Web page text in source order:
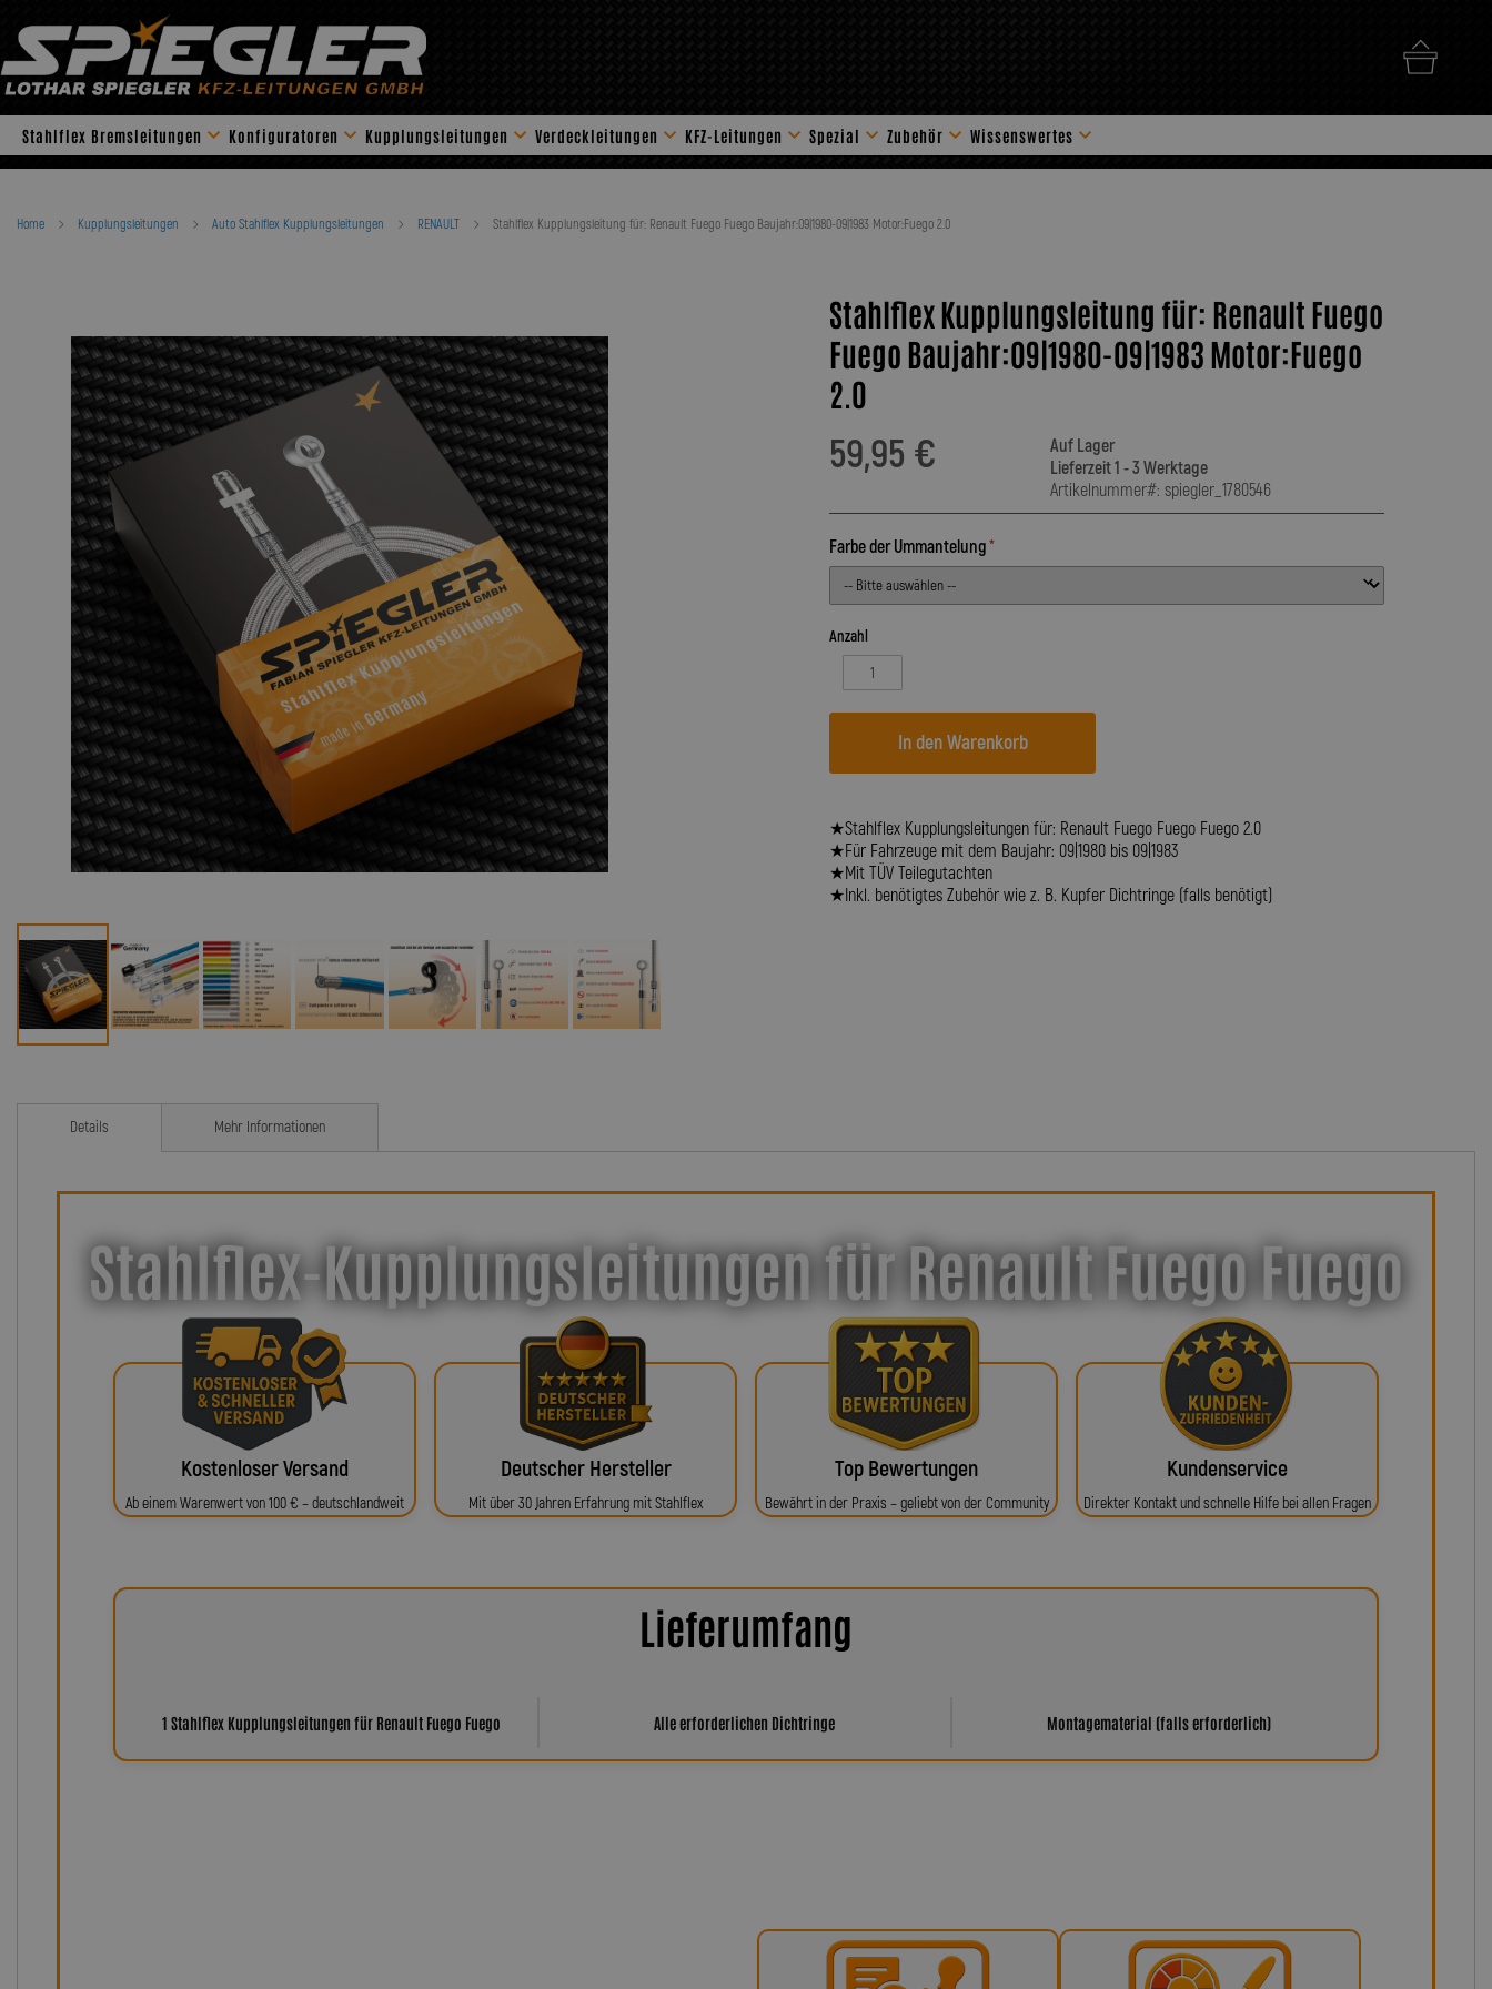
content
Stahlflex Bremsleitungen Konfiguratoren Kupplungsleitungen Verdeckleitungen KFZ-Leitungen Spezial Zubehör
Stahlflex Zubehör
Wissenswertes
Home Kupplungsleitungen Auto Stahlflex Kupplungsleitungen RENAULT Stahlflex Kupplungsleitung für: Renault Fuego Fuego Baujahr:09|1980-09|1983 Motor:Fuego 2.0
Stahlflex Kupplungsleitung für: Renault Fuego
Fuego Baujahr:09|1980-09|1983 Motor:Fuego
2.0
59,95 €
Auf Lager
Lieferzeit 1 - 3 Werktage
Artikelnummer#: spiegler_1780546
Farbe der Ummantelung
Anzahl
In den Warenkorb
★Stahlflex Kupplungsleitungen für: Renault Fuego Fuego Fuego 2.0
★Für Fahrzeuge mit dem Baujahr: 09|1980 bis 09|1983
★Mit TÜV Teilegutachten
★Inkl. benötigtes Zubehör wie z. B. Kupfer Dichtringe (falls benötigt)
Details
Stahlflex-Kupplungsleitungen für Renault Fuego Fuego
Kostenloser Versand
Ab einem Warenwert von 100 € – deutschlandweit
Deutscher Hersteller
Mit über 30 Jahren Erfahrung mit Stahlflex
Top Bewertungen
Bewährt in der Praxis – geliebt von der Community
Kundenservice
Direkter Kontakt und schnelle Hilfe bei allen Fragen
Lieferumfang
1 Stahlflex Kupplungsleitungen für Renault Fuego Fuego Alle erforderlichen Dichtringe Montagematerial (falls erforderlich)
Mehr Informationen